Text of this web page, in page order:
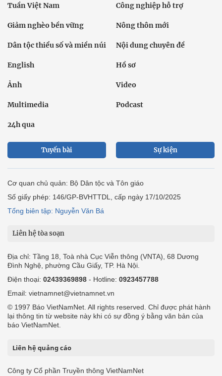
Tuần Việt Nam Công nghiệp hỗ trợ
Giảm nghèo bền vững Nông thôn mới
Dân tộc thiểu số và miền núi Nội dung chuyên đề
English Hồ sơ
Ảnh Video
Multimedia Podcast
24h qua
Tuyến bài Sự kiện
Cơ quan chủ quản: Bộ Dân tộc và Tôn giáo
Số giấy phép: 146/GP-BVHTTDL, cấp ngày 17/10/2025
Tổng biên tập: Nguyễn Văn Bá
Liên hệ tòa soạn
Địa chỉ: Tầng 18, Toà nhà Cục Viễn thông (VNTA), 68 Dương
Đình Nghệ, phường Cầu Giấy, TP. Hà Nội.
Điện thoại: 02439369898 - Hotline: 0923457788
Email: vietnamnet@vietnamnet.vn
© 1997 Báo VietNamNet. All rights reserved. Chỉ được phát hành
lại thông tin từ website này khi có sự đồng ý bằng văn bản của
báo VietNamNet.
Liên hệ quảng cáo
Công ty Cổ phần Truyền thông VietNamNet